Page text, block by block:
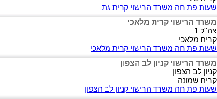
שעות פתיחה משרד הרישוי קרית גת
משרד הרישוי קרית מלאכי
צה"ל 1
קרית מלאכי
שעות פתיחה משרד הרישוי קרית מלאכי
משרד הרישוי קניון לב הצפון
קניון לב הצפון
קרית שמונה
שעות פתיחה משרד הרישוי קניון לב הצפון